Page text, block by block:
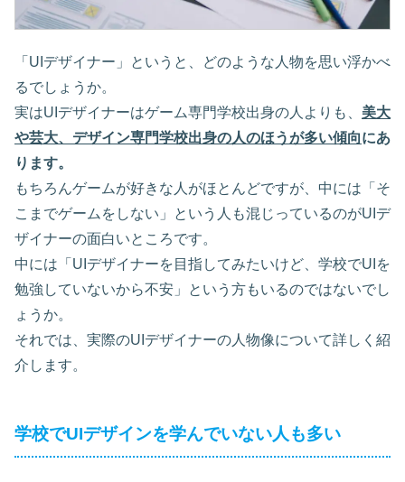
「UIデザイナー」というと、どのような人物を思い浮かべ
るでしょうか。
実はUIデザイナーはゲーム専門学校出身の人よりも、 美大
や芸大、デザイン専門学校出身の人のほうが多い傾向にあ
ります。
もちろんゲームが好きな人がほとんどですが、中には「そ
こまでゲームをしない」という人も混じっているのがUIデ
ザイナーの面白いところです。
中には「UIデザイナーを目指してみたいけど、学校でUIを
勉強していないから不安」という方もいるのではないでし
ょうか。
それでは、実際のUIデザイナーの人物像について詳しく紹
介します。
学校でUIデザインを学んでいない人も多い